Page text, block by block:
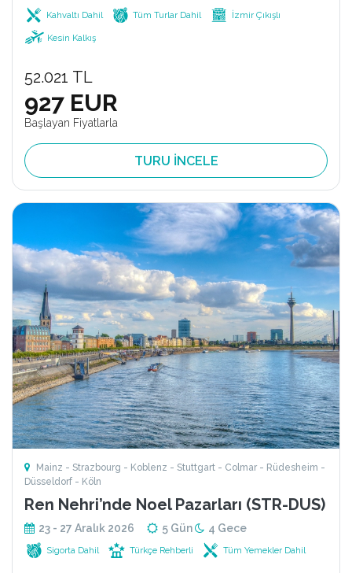
Kahvaltı Dahil Tüm Turlar Dahil İzmir Çıkışlı
Kesin Kalkış
52.021 TL
927 EUR
Başlayan Fiyatlarla
TURU İNCELE
Mainz - Strazbourg - Koblenz - Stuttgart - Colmar - Rüdesheim -
Düsseldorf - Köln
Ren Nehri’nde Noel Pazarları (STR-DUS)
23 - 27 Aralık 2026 5 Gün 4 Gece
Sigorta Dahil Türkçe Rehberli Tüm Yemekler Dahil